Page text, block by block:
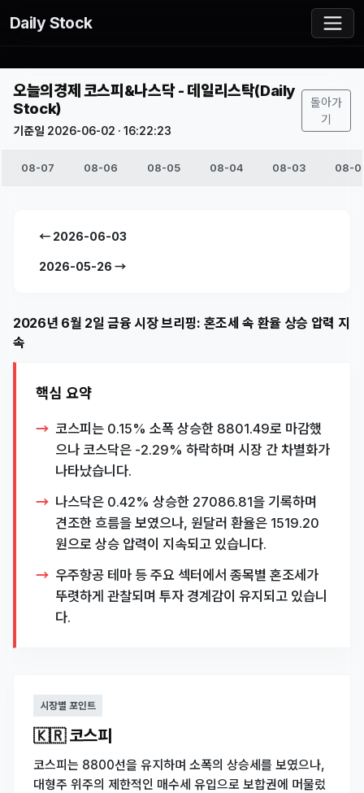
Daily Stock
오늘의경제 코스피&나스닥 - 데일리스탁(Daily
Stock)
기준일 2026-06-02 · 16:22:23
돌아가
기
08-07 08-06 08-05 08-04 08-03 08-
← 2026-06-03
2026-05-26 →
2026년 6월 2일 금융 시장 브리핑: 혼조세 속 환율 상승 압력 지
속
핵심 요약
코스피는 0.15% 소폭 상승한 8801.49로 마감했
으나 코스닥은 -2.29% 하락하며 시장 간 차별화가
나타났습니다.
나스닥은 0.42% 상승한 27086.81을 기록하며
견조한 흐름을 보였으나, 원달러 환율은 1519.20
원으로 상승 압력이 지속되고 있습니다.
우주항공 테마 등 주요 섹터에서 종목별 혼조세가
뚜렷하게 관찰되며 투자 경계감이 유지되고 있습니
다.
시장별 포인트
🇰🇷 코스피
코스피는 8800선을 유지하며 소폭의 상승세를 보였으나,
대형주 위주의 제한적인 매수세 유입으로 보합권에 머물렀